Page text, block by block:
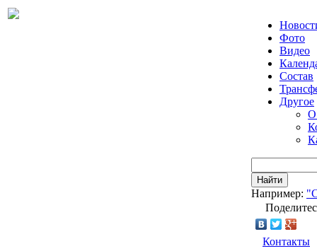
Фото
Видео
Состав
Другое
О
Найти
Например:
Контакты